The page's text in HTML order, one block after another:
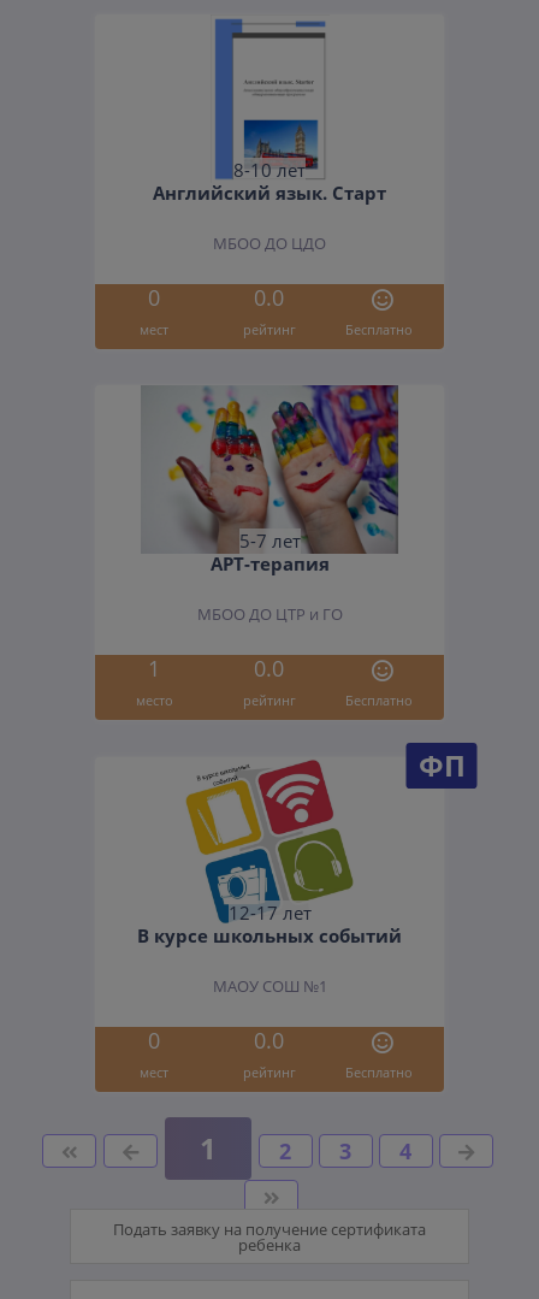
8-10 лет
Английский язык. Старт
МБОО ДО ЦДО
0 0.0
мест рейтинг Бесплатно
5-7 лет
АРТ-терапия
МБОО ДО ЦТР и ГО
1 0.0
место рейтинг Бесплатно
ФП
12-17 лет
В курсе школьных событий
МАОУ СОШ №1
0 0.0
мест рейтинг Бесплатно
1 2 3 4
Подать заявку на получение сертификата
ребенка